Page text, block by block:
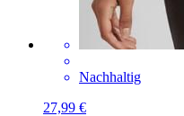
Nachhaltig
27,99 €